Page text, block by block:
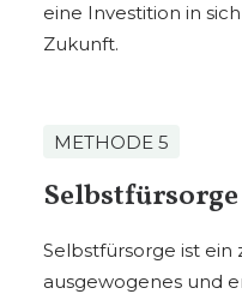
eine Investition in
Zukunft.
METHODE 5
Selbstfürsorge
Selbstfürsorge ist ein
ausgewogenes und